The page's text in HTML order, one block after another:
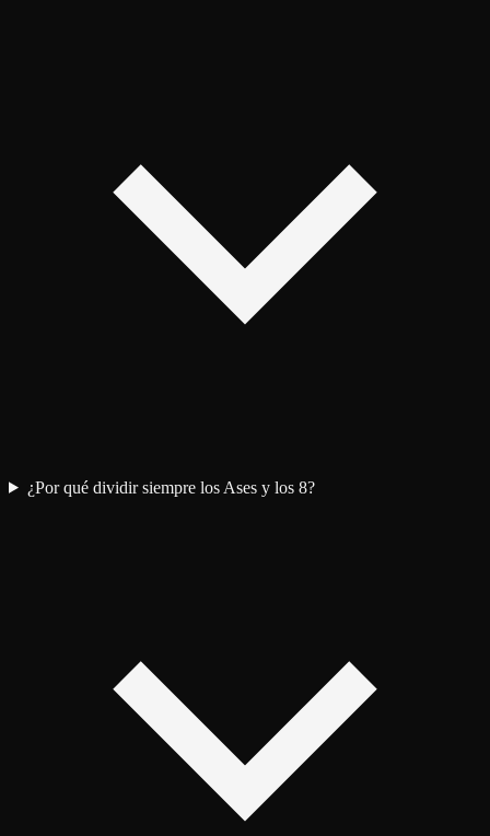
¿Por qué dividir siempre los Ases y los 8?